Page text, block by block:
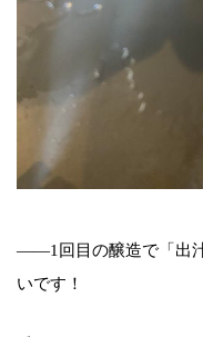
――1回目の醸造で「出
いです！